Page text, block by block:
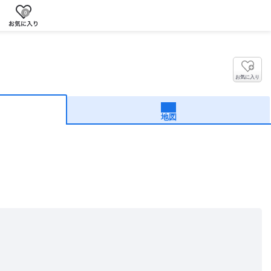
0
お気に入り
地図